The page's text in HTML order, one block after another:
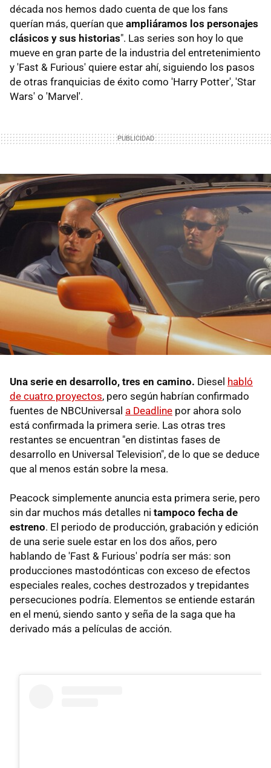
década nos hemos dado cuenta de que los fans
querían más, querían que ampliáramos los personajes
clásicos y sus historias". Las series son hoy lo que
mueve en gran parte de la industria del entretenimiento
y 'Fast & Furious' quiere estar ahí, siguiendo los pasos
de otras franquicias de éxito como 'Harry Potter', 'Star
Wars' o 'Marvel'.
Una serie en desarrollo, tres en camino. Diesel habló
de cuatro proyectos, pero según habrían confirmado
fuentes de NBCUniversal a Deadline por ahora solo
está confirmada la primera serie. Las otras tres
restantes se encuentran "en distintas fases de
desarrollo en Universal Television", de lo que se deduce
que al menos están sobre la mesa.
Peacock simplemente anuncia esta primera serie, pero
sin dar muchos más detalles ni tampoco fecha de
estreno. El periodo de producción, grabación y edición
de una serie suele estar en los dos años, pero
hablando de 'Fast & Furious' podría ser más: son
producciones mastodónticas con exceso de efectos
especiales reales, coches destrozados y trepidantes
persecuciones podría. Elementos se entiende estarán
en el menú, siendo santo y seña de la saga que ha
derivado más a películas de acción.